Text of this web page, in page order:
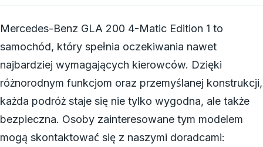
Mercedes-Benz GLA 200 4-Matic Edition 1 to
samochód, który spełnia oczekiwania nawet
najbardziej wymagających kierowców. Dzięki
różnorodnym funkcjom oraz przemyślanej konstrukcji,
każda podróż staje się nie tylko wygodna, ale także
bezpieczna. Osoby zainteresowane tym modelem
mogą skontaktować się z naszymi doradcami: